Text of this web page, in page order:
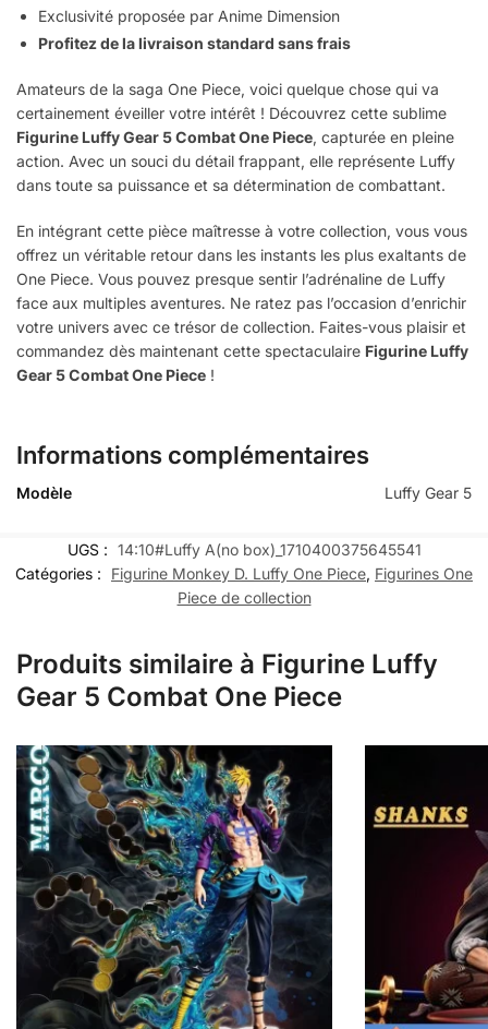
Exclusivité proposée par Anime Dimension
Profitez de la livraison standard sans frais
Amateurs de la saga One Piece, voici quelque chose qui va
certainement éveiller votre intérêt ! Découvrez cette sublime
Figurine Luffy Gear 5 Combat One Piece, capturée en pleine
action. Avec un souci du détail frappant, elle représente Luffy
dans toute sa puissance et sa détermination de combattant.
En intégrant cette pièce maîtresse à votre collection, vous vous
offrez un véritable retour dans les instants les plus exaltants de
One Piece. Vous pouvez presque sentir l’adrénaline de Luffy
face aux multiples aventures. Ne ratez pas l’occasion d’enrichir
votre univers avec ce trésor de collection. Faites-vous plaisir et
commandez dès maintenant cette spectaculaire Figurine Luffy
Gear 5 Combat One Piece !
Informations complémentaires
Modèle Luffy Gear 5
UGS : 14:10#Luffy A(no box)_1710400375645541
Catégories :
Figurine Monkey D. Luffy One Piece, Figurines One
Piece de collection
Produits similaire à Figurine Luffy
Gear 5 Combat One Piece